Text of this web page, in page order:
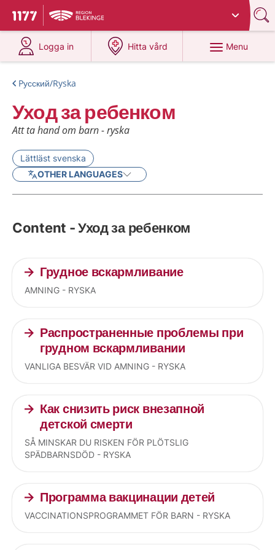
To start page for 1177
Du har valt region
Logga in
at 1177.se
Hitta vård
at 1177.se
Menu
Pусский/Ryska
Уход за ребенком
Att ta hand om barn - ryska
Lättläst svenska
OTHER LANGUAGES
Content - Уход за ребенком
Грудное вскармливание
AMNING - RYSKA
Распространенные проблемы при
грудном вскармливании
VANLIGA BESVÄR VID AMNING - RYSKA
Как снизить риск внезапной
детской смерти
SÅ MINSKAR DU RISKEN FÖR PLÖTSLIG
SPÄDBARNSDÖD - RYSKA
Программа вакцинации детей
VACCINATIONSPROGRAMMET FÖR BARN - RYSKA